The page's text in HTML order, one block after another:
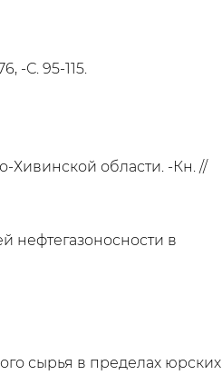
-С. 95-115.
Хивинской области. -Кн. //
нефтегазоносности в
сырья в пределах юрских